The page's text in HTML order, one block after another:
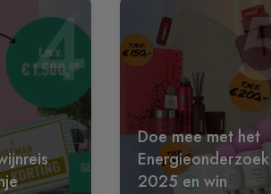
4
Doe mee met het
Energieonderzoek
2025 en win